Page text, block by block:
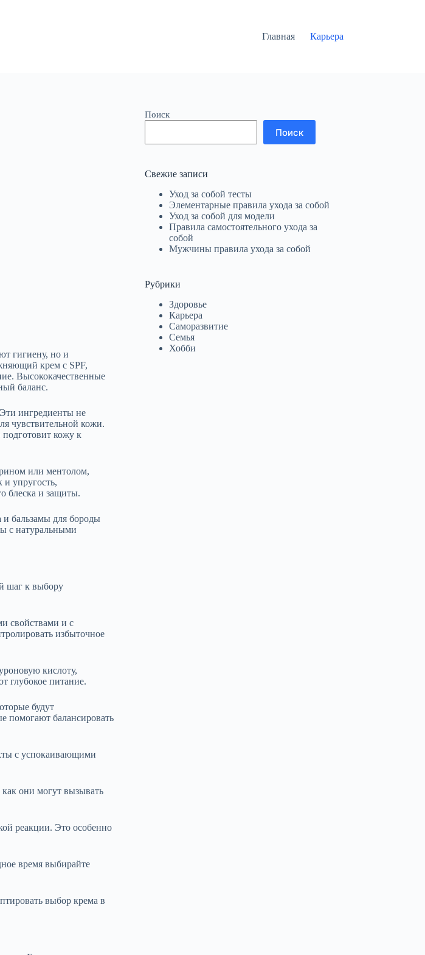
Главная Карьера
гигиену, но и
крем с SPF,
Высококачественные
баланс.
ингредиенты не
чувствительной кожи.
кожу к
или ментолом,
упругость,
блеска и защиты.
и бальзамы для бороды
с натуральными
шаг к выбору
свойствами и с
избыточное
кислоту,
глубокое питание.
будут
помогают балансировать
с успокаивающими
как они могут вызывать
реакции. Это особенно
время выбирайте
выбор крема в
Поиск
Поиск
Свежие записи
Уход за собой тесты
Элементарные правила ухода за собой
Уход за собой для модели
Правила самостоятельного ухода за
собой
Мужчины правила ухода за собой
Рубрики
Здоровье
Карьера
Саморазвитие
Семья
Хобби